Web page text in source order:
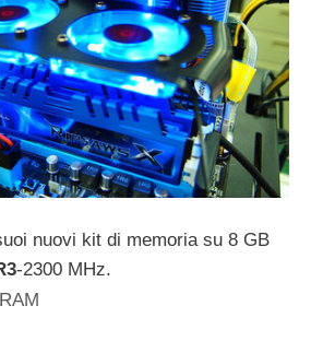
nuovi kit di memoria su 8 GB
-2300 MHz.